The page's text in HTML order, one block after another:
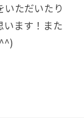
ただいたり
います！また